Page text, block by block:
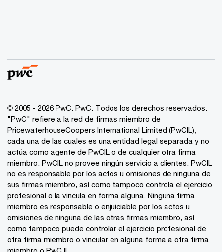
© 2005 - 2026 PwC. PwC. Todos los derechos reservados.
"PwC" refiere a la red de firmas miembro de
PricewaterhouseCoopers International Limited (PwCIL),
cada una de las cuales es una entidad legal separada y no
actúa como agente de PwCIL o de cualquier otra firma
miembro. PwCIL no provee ningún servicio a clientes. PwCIL
no es responsable por los actos u omisiones de ninguna de
sus firmas miembro, así como tampoco controla el ejercicio
profesional o la vincula en forma alguna. Ninguna firma
miembro es responsable o enjuiciable por los actos u
omisiones de ninguna de las otras firmas miembro, así
como tampoco puede controlar el ejercicio profesional de
otra firma miembro o vincular en alguna forma a otra firma
miembro o PwC IL.